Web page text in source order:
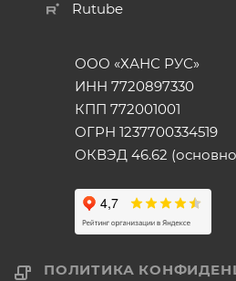
Rutube
ООО «ХАНС РУС»
ИНН 7720897330
КПП 772001001
ОГРН 1237700334519
ОКВЭД 46.62
ПОЛИТИКА